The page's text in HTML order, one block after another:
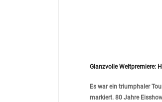
Glanzvolle Weltpremiere:
Es war ein triumphaler
markiert. 80 Jahre